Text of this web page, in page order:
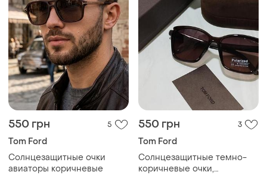
550 грн 5
Tom Ford
Солнцезащитные очки
авиаторы коричневые
550 грн 3
Tom Ford
Солнцезащитные темно-
коричневые очки,